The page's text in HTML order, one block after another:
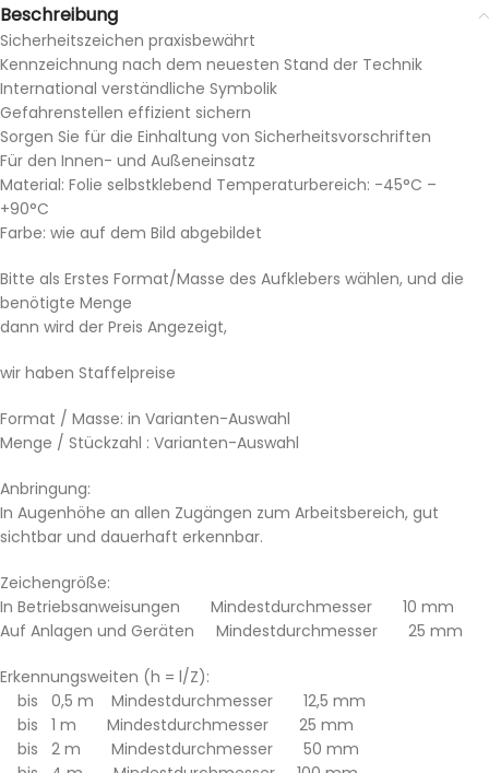
Beschreibung
Sicherheitszeichen praxisbewährt
Kennzeichnung nach dem neuesten Stand der Technik
International verständliche Symbolik
Gefahrenstellen effizient sichern
Sorgen Sie für die Einhaltung von Sicherheitsvorschriften
Für den Innen- und Außeneinsatz
Material: Folie selbstklebend Temperaturbereich: -45°C –
+90°C
Farbe: wie auf dem Bild abgebildet
Bitte als Erstes Format/Masse des Aufklebers wählen, und die
benötigte Menge
dann wird der Preis Angezeigt,
wir haben Staffelpreise
Format / Masse: in Varianten-Auswahl
Menge / Stückzahl : Varianten-Auswahl
Anbringung:
In Augenhöhe an allen Zugängen zum Arbeitsbereich, gut
sichtbar und dauerhaft erkennbar.
Zeichengröße:
In Betriebsanweisungen Mindestdurchmesser 10 mm
Auf Anlagen und Geräten Mindestdurchmesser 25 mm
Erkennungsweiten (h = l/Z):
bis 0,5 m Mindestdurchmesser 12,5 mm
bis 1 m Mindestdurchmesser 25 mm
bis 2 m Mindestdurchmesser 50 mm